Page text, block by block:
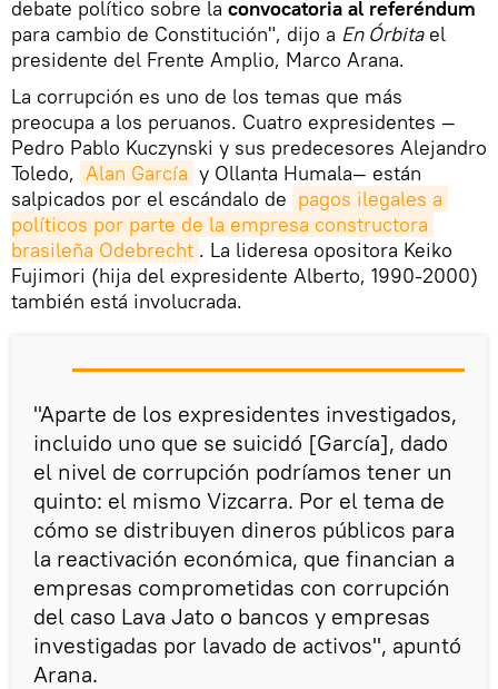
debate político sobre la convocatoria al referéndum
para cambio de Constitución", dijo a En Órbitael
presidente del Frente Amplio, Marco Arana.
La corrupción es uno de los temas que más
preocupa a los peruanos. Cuatro expresidentes —
Pedro Pablo Kuczynski y sus predecesores Alejandro
Toledo, Alan García y Ollanta Humala— están
salpicados por el escándalo de pagos ilegales a
políticos por parte de la empresa constructora
brasileña Odebrecht . La lideresa opositora Keiko
Fujimori (hija del expresidente Alberto, 1990-2000)
también está involucrada.
"Aparte de los expresidentes investigados,
incluido uno que se suicidó [García], dado
el nivel de corrupción podríamos tener un
quinto: el mismo Vizcarra. Por el tema de
cómo se distribuyen dineros públicos para
la reactivación económica, que financian a
empresas comprometidas con corrupción
del caso Lava Jato o bancos y empresas
investigadas por lavado de activos", apuntó
Arana.